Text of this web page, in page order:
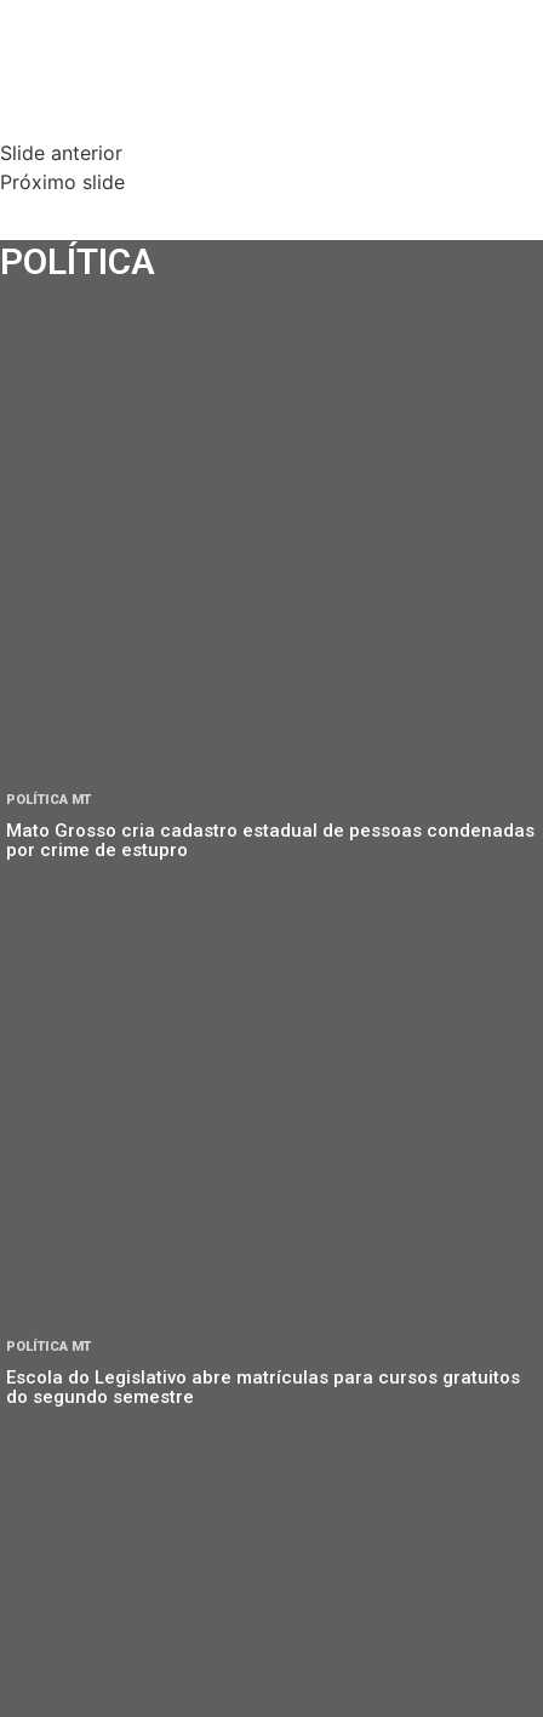
Slide anterior
Próximo slide
POLÍTICA
POLÍTICA MT
Mato Grosso cria cadastro estadual de pessoas condenadas
por crime de estupro
POLÍTICA MT
Escola do Legislativo abre matrículas para cursos gratuitos
do segundo semestre